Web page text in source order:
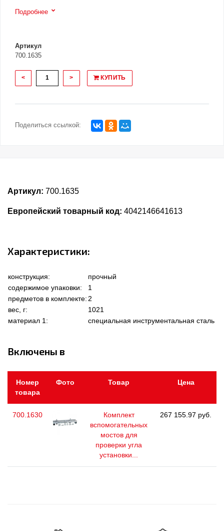
Подробнее
Артикул
700.1635
< > КУПИТЬ
Поделиться ссылкой:
Артикул: 700.1635
Европейский товарный код: 4042146641613
Характеристики:
конструкция:
прочный
содержимое упаковки:
1
предметов в комплекте: 2
вес, г:
1021
материал 1:
специальная инструментальная сталь
Включены в
Номер
товара
Фото Товар Цена
700.1630
Комплект
вспомогательных
мостов для
проверки угла
установки...
267 155.97 руб.